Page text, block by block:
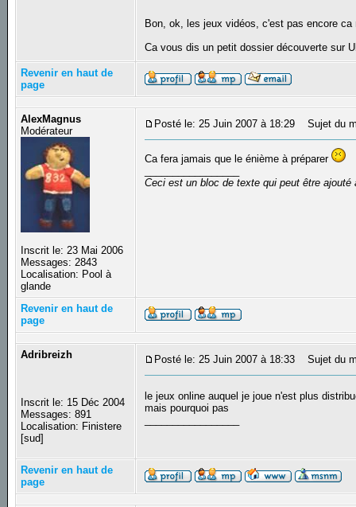
Bon, ok, les jeux vidéos, c'est pas encore
Ca vous dis un petit dossier découverte sur
Revenir en haut de
page
AlexMagnus
Modérateur
Inscrit le: 23 Mai 2006
Messages: 2843
Localisation: Pool à
glande
Posté le: 25 Juin 2007 à 18:29 Sujet du
Ca fera jamais que le énième à préparer
Ceci est un bloc de texte qui peut être
Revenir en haut de
page
Adribreizh
Inscrit le: 15 Déc 2004
Messages: 891
Localisation: Finistere
[sud]
Posté le: 25 Juin 2007 à 18:33 Sujet du
le jeux online auquel je joue n'est plus
mais pourquoi pas
Revenir en haut de
page